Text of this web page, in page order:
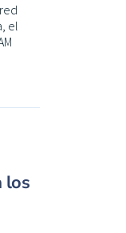
el
los